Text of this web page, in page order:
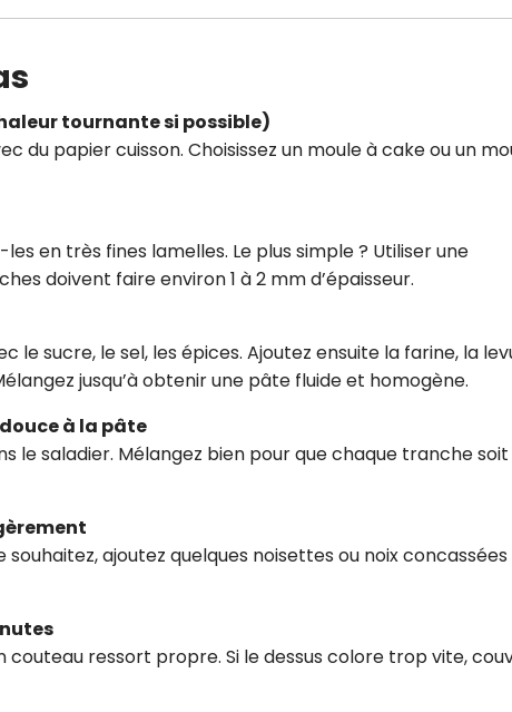
tournante si possible)
du papier cuisson. Choisissez un moule à cake ou un
en très fines lamelles. Le plus simple ? Utiliser une
doivent faire environ 1 à 2 mm d’épaisseur.
le sucre, le sel, les épices. Ajoutez ensuite la farine, la
jusqu’à obtenir une pâte fluide et homogène.
à la pâte
le saladier. Mélangez bien pour que chaque tranche
souhaitez, ajoutez quelques noisettes ou noix
couteau ressort propre. Si le dessus colore trop vite,